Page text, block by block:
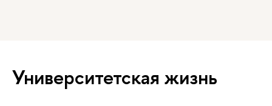
Университетская жизнь